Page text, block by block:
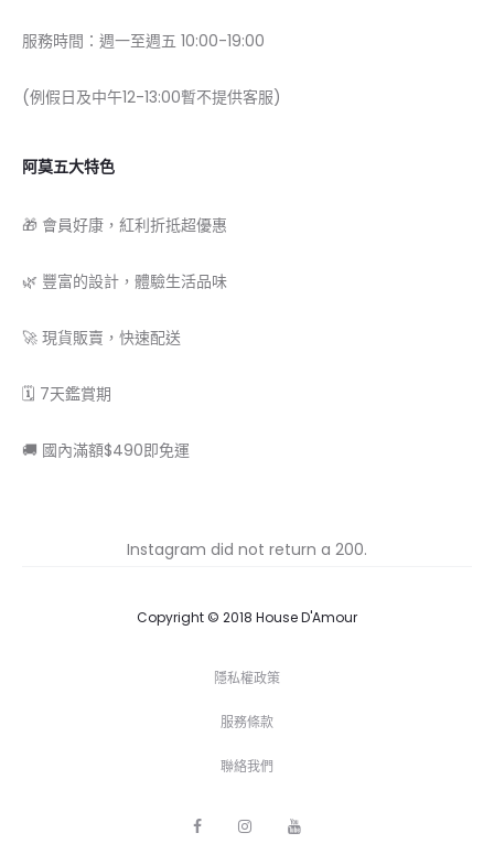
服務時間：週一至週五 10:00-19:00
(例假日及中午12-13:00暫不提供客服)
阿莫五大特色
🎁 會員好康，紅利折抵超優惠
🌿 豐富的設計，體驗生活品味
🚀 現貨販賣，快速配送
🗓 7天鑑賞期
🚚 國內滿額$490即免運
Instagram did not return a 200.
Copyright © 2018 House D'Amour
隱私權政策
服務條款
聯絡我們